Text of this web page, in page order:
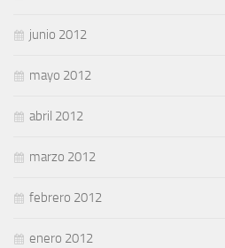
junio 2012
mayo 2012
abril 2012
marzo 2012
febrero 2012
enero 2012